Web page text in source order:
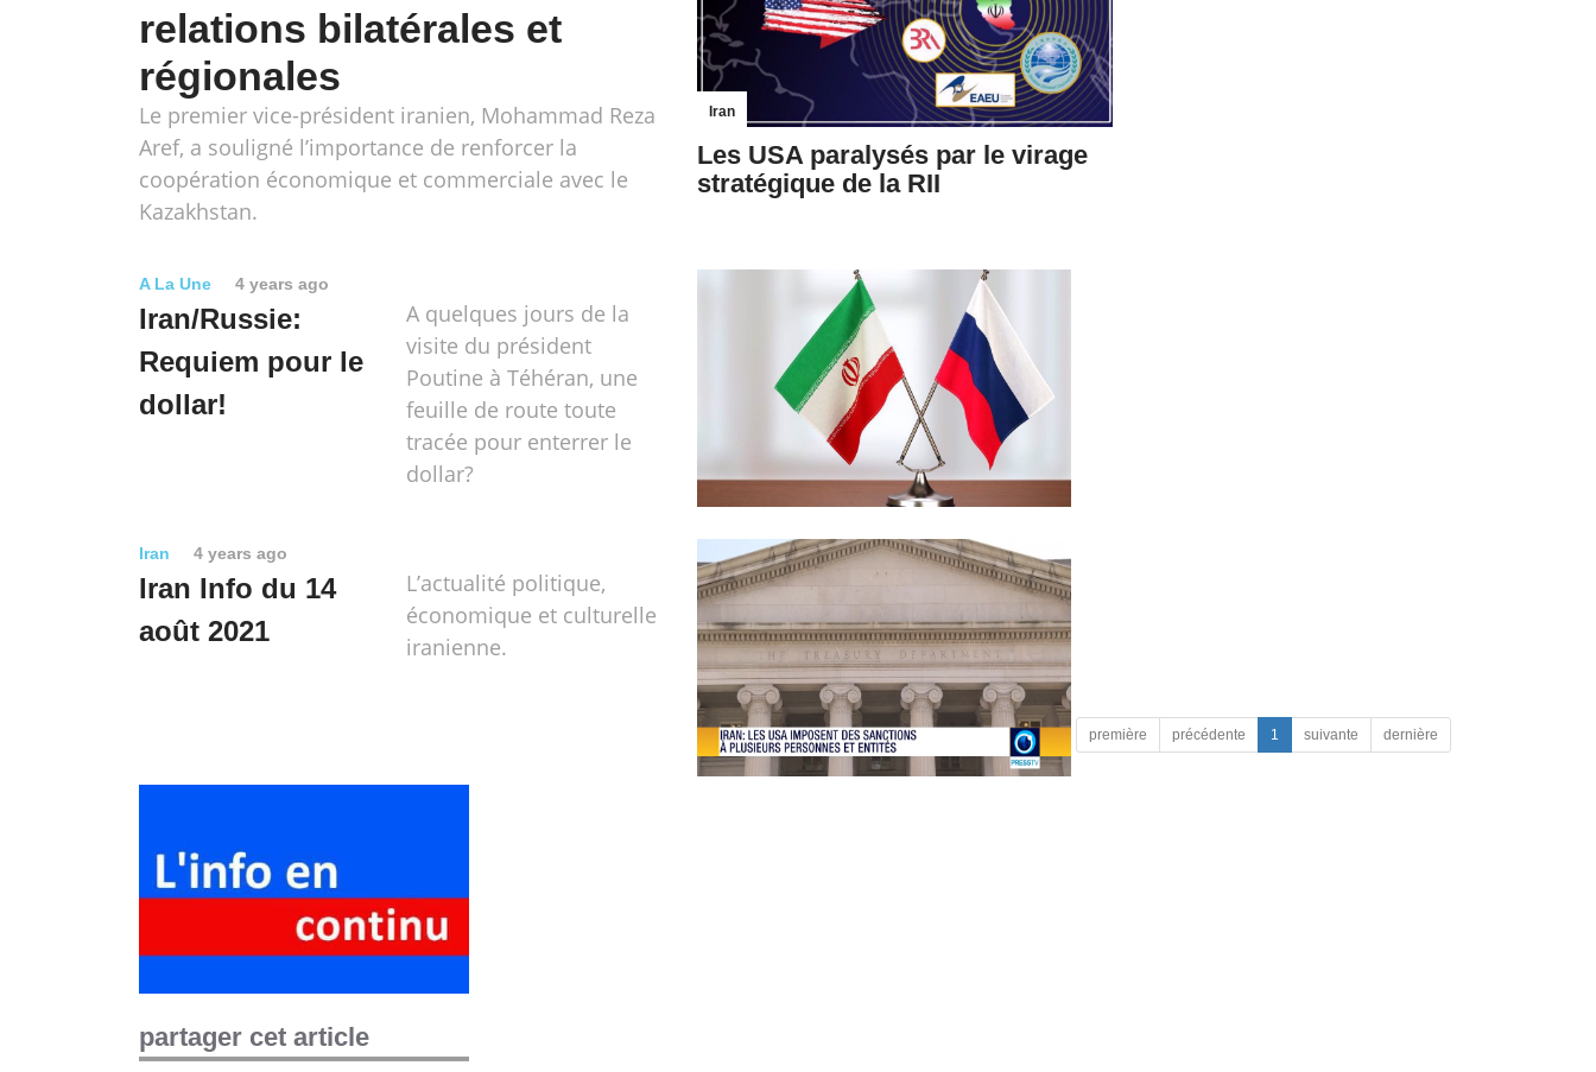
relations bilatérales et
régionales
Le premier vice-président iranien, Mohammad Reza
Aref, a souligné l’importance de renforcer la
coopération économique et commerciale avec le
Kazakhstan.
Iran
Les USA paralysés par le virage
stratégique de la RII
A La Une 4 years ago
Iran/Russie:
Requiem pour le
dollar!
A quelques jours de la
visite du président
Poutine à Téhéran, une
feuille de route toute
tracée pour enterrer le
dollar?
Iran 4 years ago
Iran Info du 14
août 2021
L’actualité politique,
économique et culturelle
iranienne.
première précédente 1 suivante dernière
partager cet article